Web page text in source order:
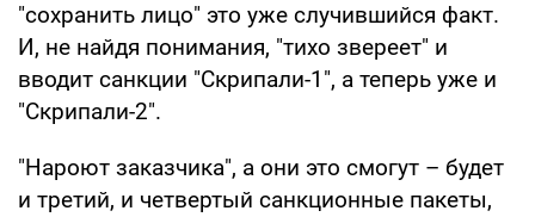
"сохранить лицо" это уже случившийся факт.
И, не найдя понимания, "тихо звереет" и
вводит санкции "Скрипали-1", а теперь уже и
"Скрипали-2".
"Нароют заказчика", а они это смогут – будет
и третий, и четвертый санкционные пакеты,